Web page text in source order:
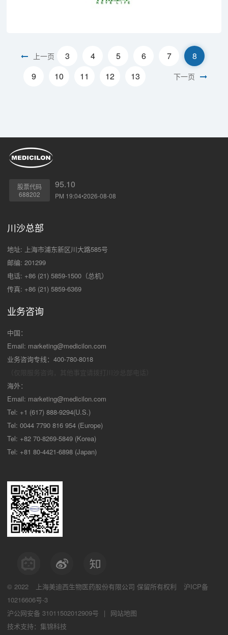
上一页 3 4 5 6 7
8
9
10 11 12 13 下一页
股票代码
688202
95.10
PM 19:04•2026-08-08
川沙总部
地址: 上海市浦东新区川大路585号
邮编: 201299
电话: +86 (21) 5859-1500（总机）
传真: +86 (21) 5859-6369
业务咨询
中国：
Email: marketing@medicilon.com
业务咨询专线：400-780-8018
海外：
Email: marketing@medicilon.com
Tel: +1 (617) 888-9294(U.S.)
Tel: 0044 7790 816 954 (Europe)
Tel: +82 70-8269-5849 (Korea)
Tel: +81 80-4421-6898 (Japan)
© 2022 上海美迪西生物医药股份有限公司 保留所有权利
沪ICP备
10216606号-3
沪公网安备 31011502012909号
|
网站地图
技术支持：集锦科技